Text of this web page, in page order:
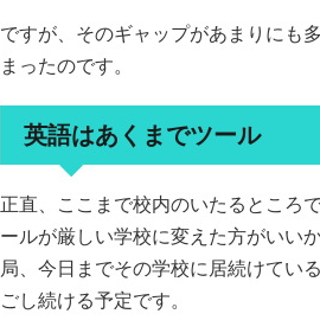
ですが、そのギャップがあまりにも
まったのです。
英語はあくまでツール
正直、ここまで校内のいたるところ
ールが厳しい学校に変えた方がいい
局、今日までその学校に居続けてい
ごし続ける予定です。